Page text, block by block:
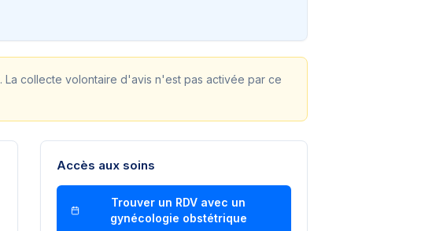
. La collecte volontaire d'avis n'est pas activée par ce
Accès aux soins
Trouver un RDV avec un
gynécologie obstétrique